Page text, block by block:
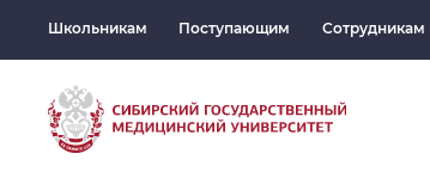
Школьникам Поступающим Сотрудникам